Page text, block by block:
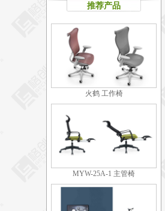
推荐产品
火鹤 工作椅
MYW-25A-1 主管椅